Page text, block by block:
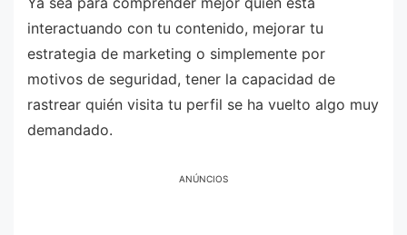
interactuando con tu contenido, mejorar tu
estrategia de marketing o simplemente por
motivos de seguridad, tener la capacidad de
rastrear quién visita tu perfil se ha vuelto algo muy
demandado.
ANÚNCIOS